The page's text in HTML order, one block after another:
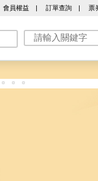
會員權益 | 訂單查詢| 票